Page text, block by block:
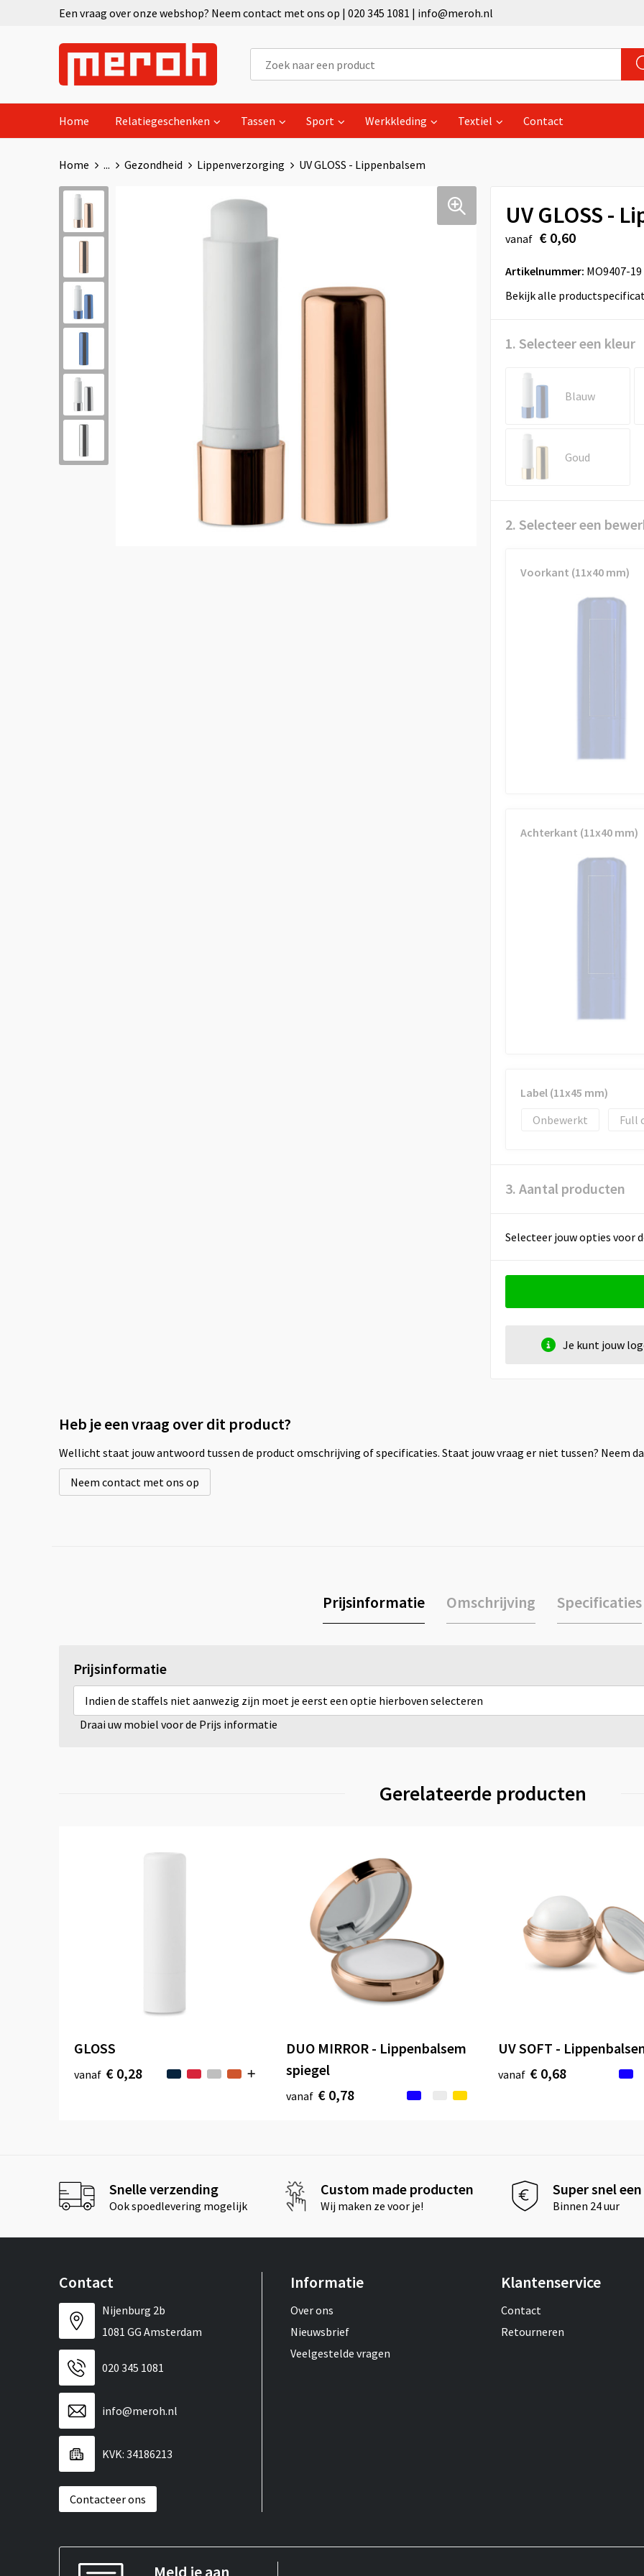
Een vraag over onze webshop? Neem contact met ons op | 020 345 1081 | info@meroh.nl
Home Relatiegeschenken Tassen Sport Werkkleding Textiel Contact
Home ... Gezondheid Lippenverzorging UV GLOSS - Lippenbalsem
UV GLOSS -
vanaf € 0,60
Artikelnummer: MO9407-19
Bekijk alle
1. Selecteer een kleur
Blauw
Goud
2. Selecteer een
Voorkant (11x40 mm)
Achterkant (11x40 mm)
Label (11x45 mm)
Onbewerkt
Full
3. Aantal producten
Selecteer jouw opties voor
Je kunt jouw
Heb je een vraag over dit product?
Wellicht staat jouw antwoord tussen de product omschrijving of specificaties. Staat jouw vraag er niet tussen? Neem
Neem contact met ons op
Prijsinformatie Omschrijving Specificaties
Prijsinformatie
Indien de staffels niet aanwezig zijn moet je eerst een optie hierboven selecteren
Draai uw mobiel voor de Prijs informatie
Gerelateerde producten
GLOSS
vanaf € 0,28
DUO MIRROR - Lippenbalsem
spiegel
vanaf € 0,78
UV SOFT -
vanaf € 0,68
Snelle verzending
Ook spoedlevering mogelijk
Custom made producten
Wij maken ze voor je!
Super snel
Binnen 24 uur
Contact
Nijenburg 2b
1081 GG Amsterdam
020 345 1081
info@meroh.nl
KVK: 34186213
Contacteer ons
Informatie
Over ons
Nieuwsbrief
Veelgestelde vragen
Klantenservice
Contact
Retourneren